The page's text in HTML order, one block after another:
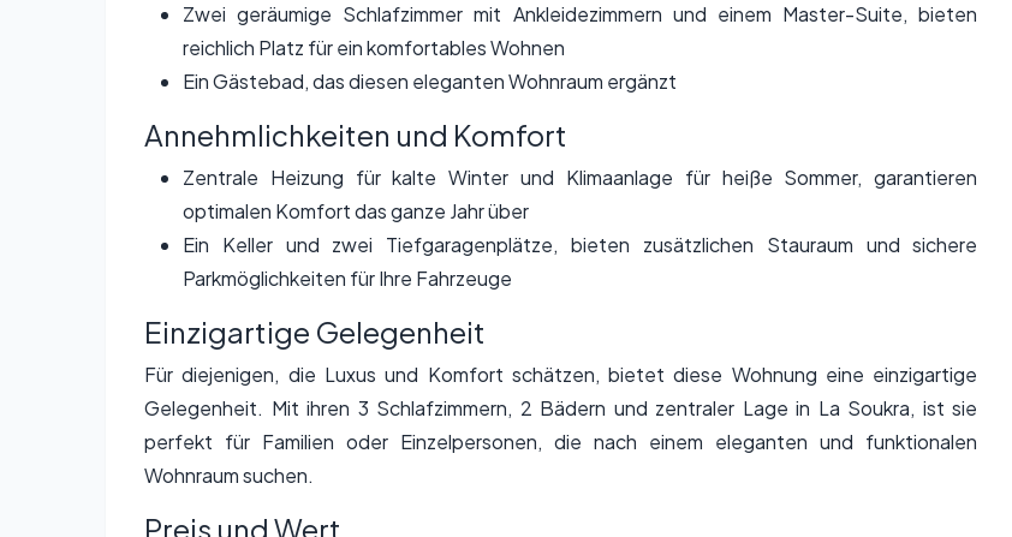
Zwei geräumige Schlafzimmer mit Ankleidezimmern und einem Master-Suite, bieten
reichlich Platz für ein komfortables Wohnen
Ein Gästebad, das diesen eleganten Wohnraum ergänzt
Annehmlichkeiten und Komfort
Zentrale Heizung für kalte Winter und Klimaanlage für heiße Sommer, garantieren
optimalen Komfort das ganze Jahr über
Ein Keller und zwei Tiefgaragenplätze, bieten zusätzlichen Stauraum und sichere
Parkmöglichkeiten für Ihre Fahrzeuge
Einzigartige Gelegenheit
Für diejenigen, die Luxus und Komfort schätzen, bietet diese Wohnung eine einzigartige
Gelegenheit. Mit ihren 3 Schlafzimmern, 2 Bädern und zentraler Lage in La Soukra, ist sie
perfekt für Familien oder Einzelpersonen, die nach einem eleganten und funktionalen
Wohnraum suchen.
Preis und Wert